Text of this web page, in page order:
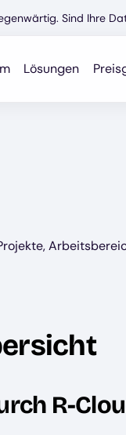
Sind Ihre
Lösungen
R-